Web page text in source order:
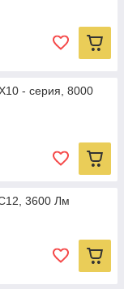
- серия, 8000
3600 Лм